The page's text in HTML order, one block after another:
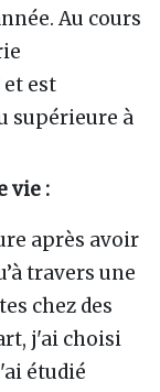
Au cours
et est
supérieure à
vie :
après avoir
travers une
chez des
j'ai choisi
étudié